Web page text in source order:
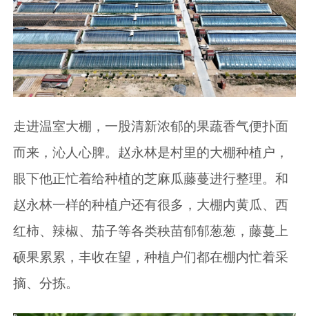
走进温室大棚，一股清新浓郁的果蔬香气便扑面
而来，沁人心脾。赵永林是村里的大棚种植户，
眼下他正忙着给种植的芝麻瓜藤蔓进行整理。和
赵永林一样的种植户还有很多，大棚内黄瓜、西
红柿、辣椒、茄子等各类秧苗郁郁葱葱，藤蔓上
硕果累累，丰收在望，种植户们都在棚内忙着采
摘、分拣。